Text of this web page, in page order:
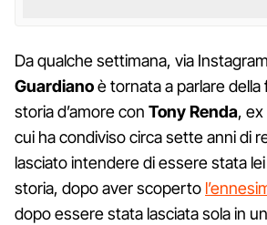
Da qualche settimana, via
Guardianoè tornata a parlare della
storia d’amore con Tony Renda,
cui ha condiviso circa sette anni di
lasciato intendere di essere stata
storia, dopo aver scoperto
dopo essere stata lasciata sola in